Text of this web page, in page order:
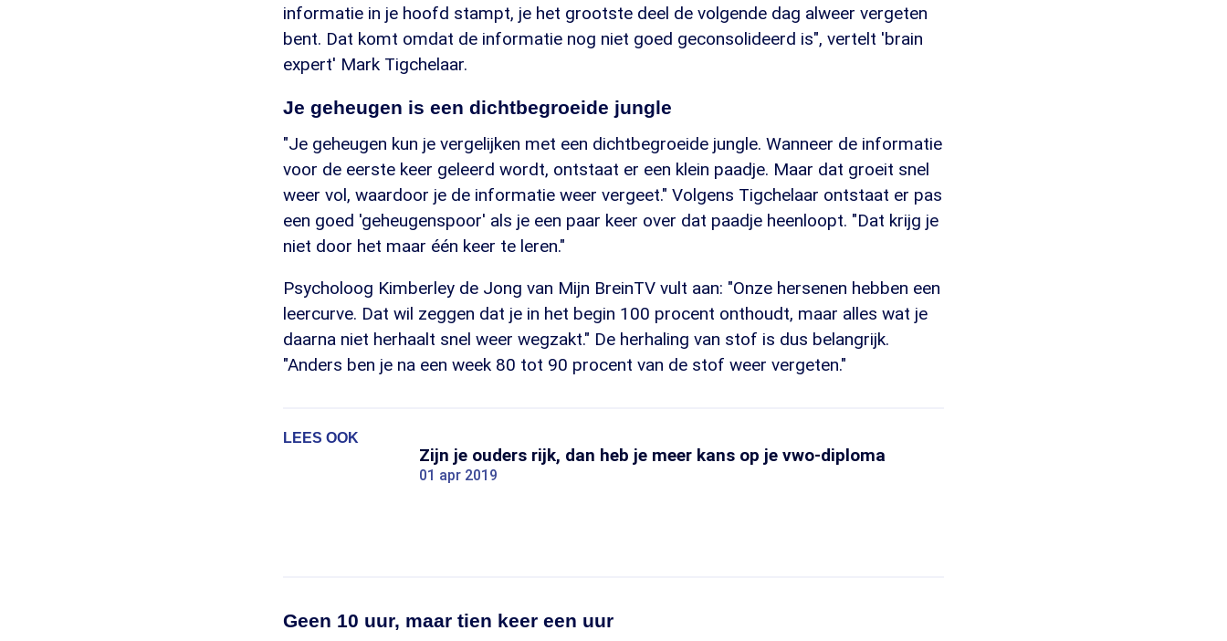
informatie in je hoofd stampt, je het grootste deel de volgende dag alweer vergeten
bent. Dat komt omdat de informatie nog niet goed geconsolideerd is", vertelt 'brain
expert' Mark Tigchelaar.
Je geheugen is een dichtbegroeide jungle
"Je geheugen kun je vergelijken met een dichtbegroeide jungle. Wanneer de informatie
voor de eerste keer geleerd wordt, ontstaat er een klein paadje. Maar dat groeit snel
weer vol, waardoor je de informatie weer vergeet." Volgens Tigchelaar ontstaat er pas
een goed 'geheugenspoor' als je een paar keer over dat paadje heenloopt. "Dat krijg je
niet door het maar één keer te leren."
Psycholoog Kimberley de Jong van Mijn BreinTV vult aan: "Onze hersenen hebben een
leercurve. Dat wil zeggen dat je in het begin 100 procent onthoudt, maar alles wat je
daarna niet herhaalt snel weer wegzakt." De herhaling van stof is dus belangrijk.
"Anders ben je na een week 80 tot 90 procent van de stof weer vergeten."
LEES OOK
Zijn je ouders rijk, dan heb je meer kans op je vwo-diploma
01 apr 2019
Geen 10 uur, maar tien keer een uur